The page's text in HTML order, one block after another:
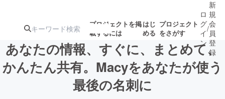
プロジェクトを掲
載するには
はじ
める
プロジェクト
をさがす
注目の新着プロ募集終了が近いプ
ロ
グ
イ
ン
/
新
規
会
員
登
録
あなたの情報、すぐに、まとめて、
かんたん共有。Macyをあなたが使う
最後の名刺に